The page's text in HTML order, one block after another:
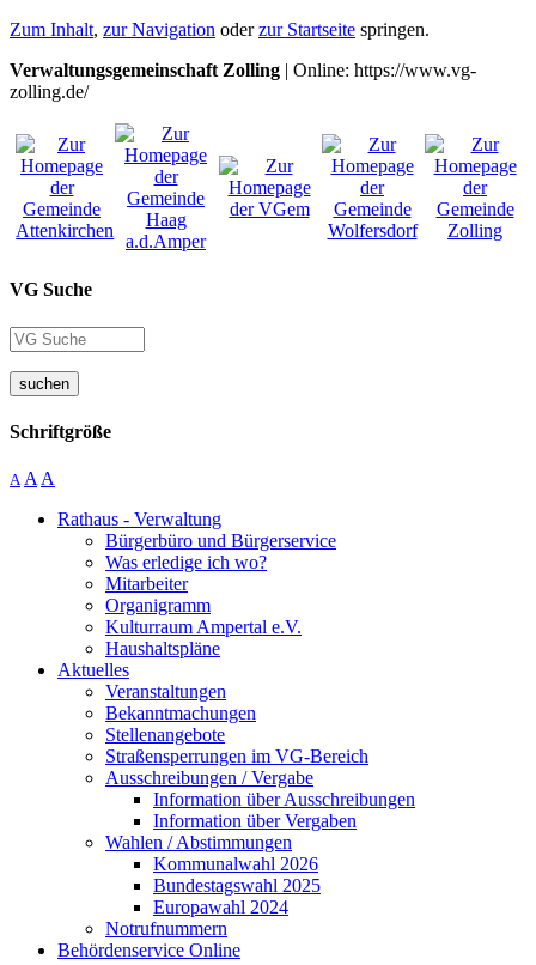
Zum Inhalt, zur Navigation oderzur Startseite springen.
Verwaltungsgemeinschaft Zolling | Online: https://www.vg-
zolling.de/
VG Suche
suchen
Schriftgröße
A A A
Rathaus - Verwaltung
Bürgerbüro und Bürgerservice
Was erledige ich wo?
Mitarbeiter
Organigramm
Kulturraum Ampertal e.V.
Haushaltspläne
Aktuelles
Veranstaltungen
Bekanntmachungen
Stellenangebote
Straßensperrungen im VG-Bereich
Ausschreibungen / Vergabe
Information über Ausschreibungen
Information über Vergaben
Wahlen / Abstimmungen
Kommunalwahl 2026
Bundestagswahl 2025
Europawahl 2024
Notrufnummern
Behördenservice Online